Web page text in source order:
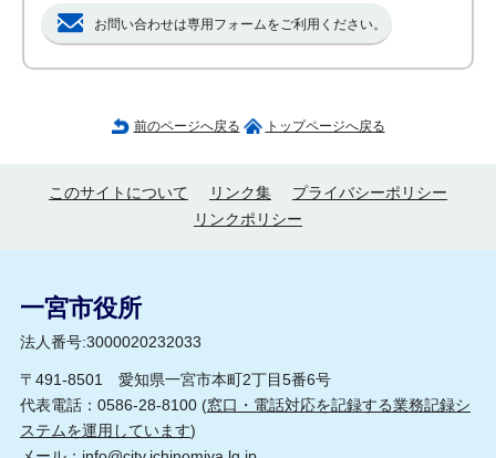
お問い合わせは専用フォームをご利用ください。
前のページへ戻る トップページへ戻る
このサイトについて リンク集
プライバシーポリシー
リンクポリシー
一宮市役所
法人番号:3000020232033
〒491-8501 愛知県一宮市本町2丁目5番6号
代表電話：0586-28-8100 (窓口・電話対応を記録する業務記録シ
ステムを運用しています)